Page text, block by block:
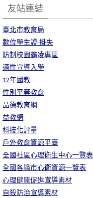
友站連結
臺北市教育局
數位學生證-掛失
防制校園霸凌專區
適性宣導入學
12年國教
性別平等教育
品德教育網
益教網
科技化評量
戶外教育資源平臺
全國社區心理衛生中心一覽表
全國各縣市心衛資源一覽表
心理健康促進宣導素材
自殺防治宣導素材